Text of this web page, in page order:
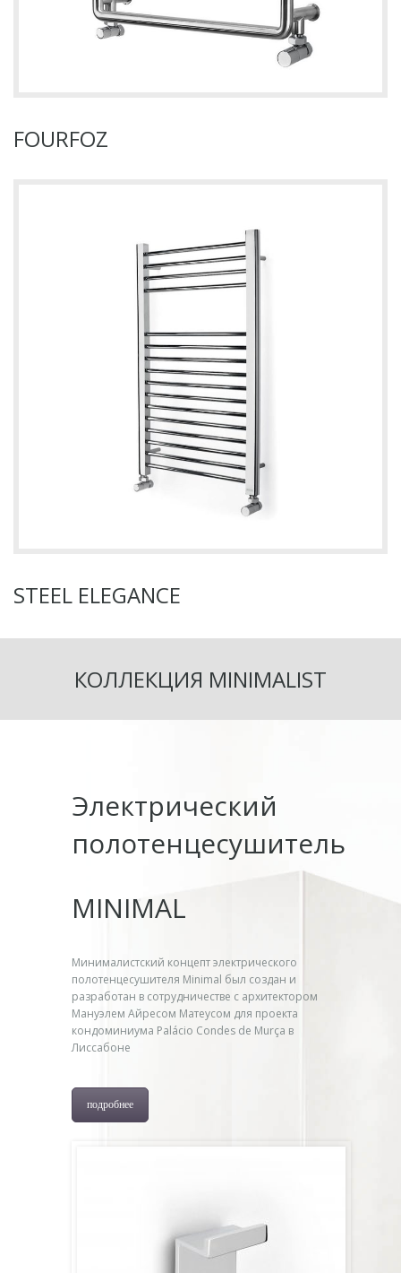
FOURFOZ
STEEL ELEGANCE
КОЛЛЕКЦИЯ MINIMALIST
Электрический
полотенцесушитель
MINIMAL
Минималистский концепт электрического
полотенцесушителя Minimal был создан и
разработан в сотрудничестве с архитектором
Мануэлем Айресом Матеусом для проекта
кондоминиума Palácio Condes de Murça в
Лиссабоне
подробнее